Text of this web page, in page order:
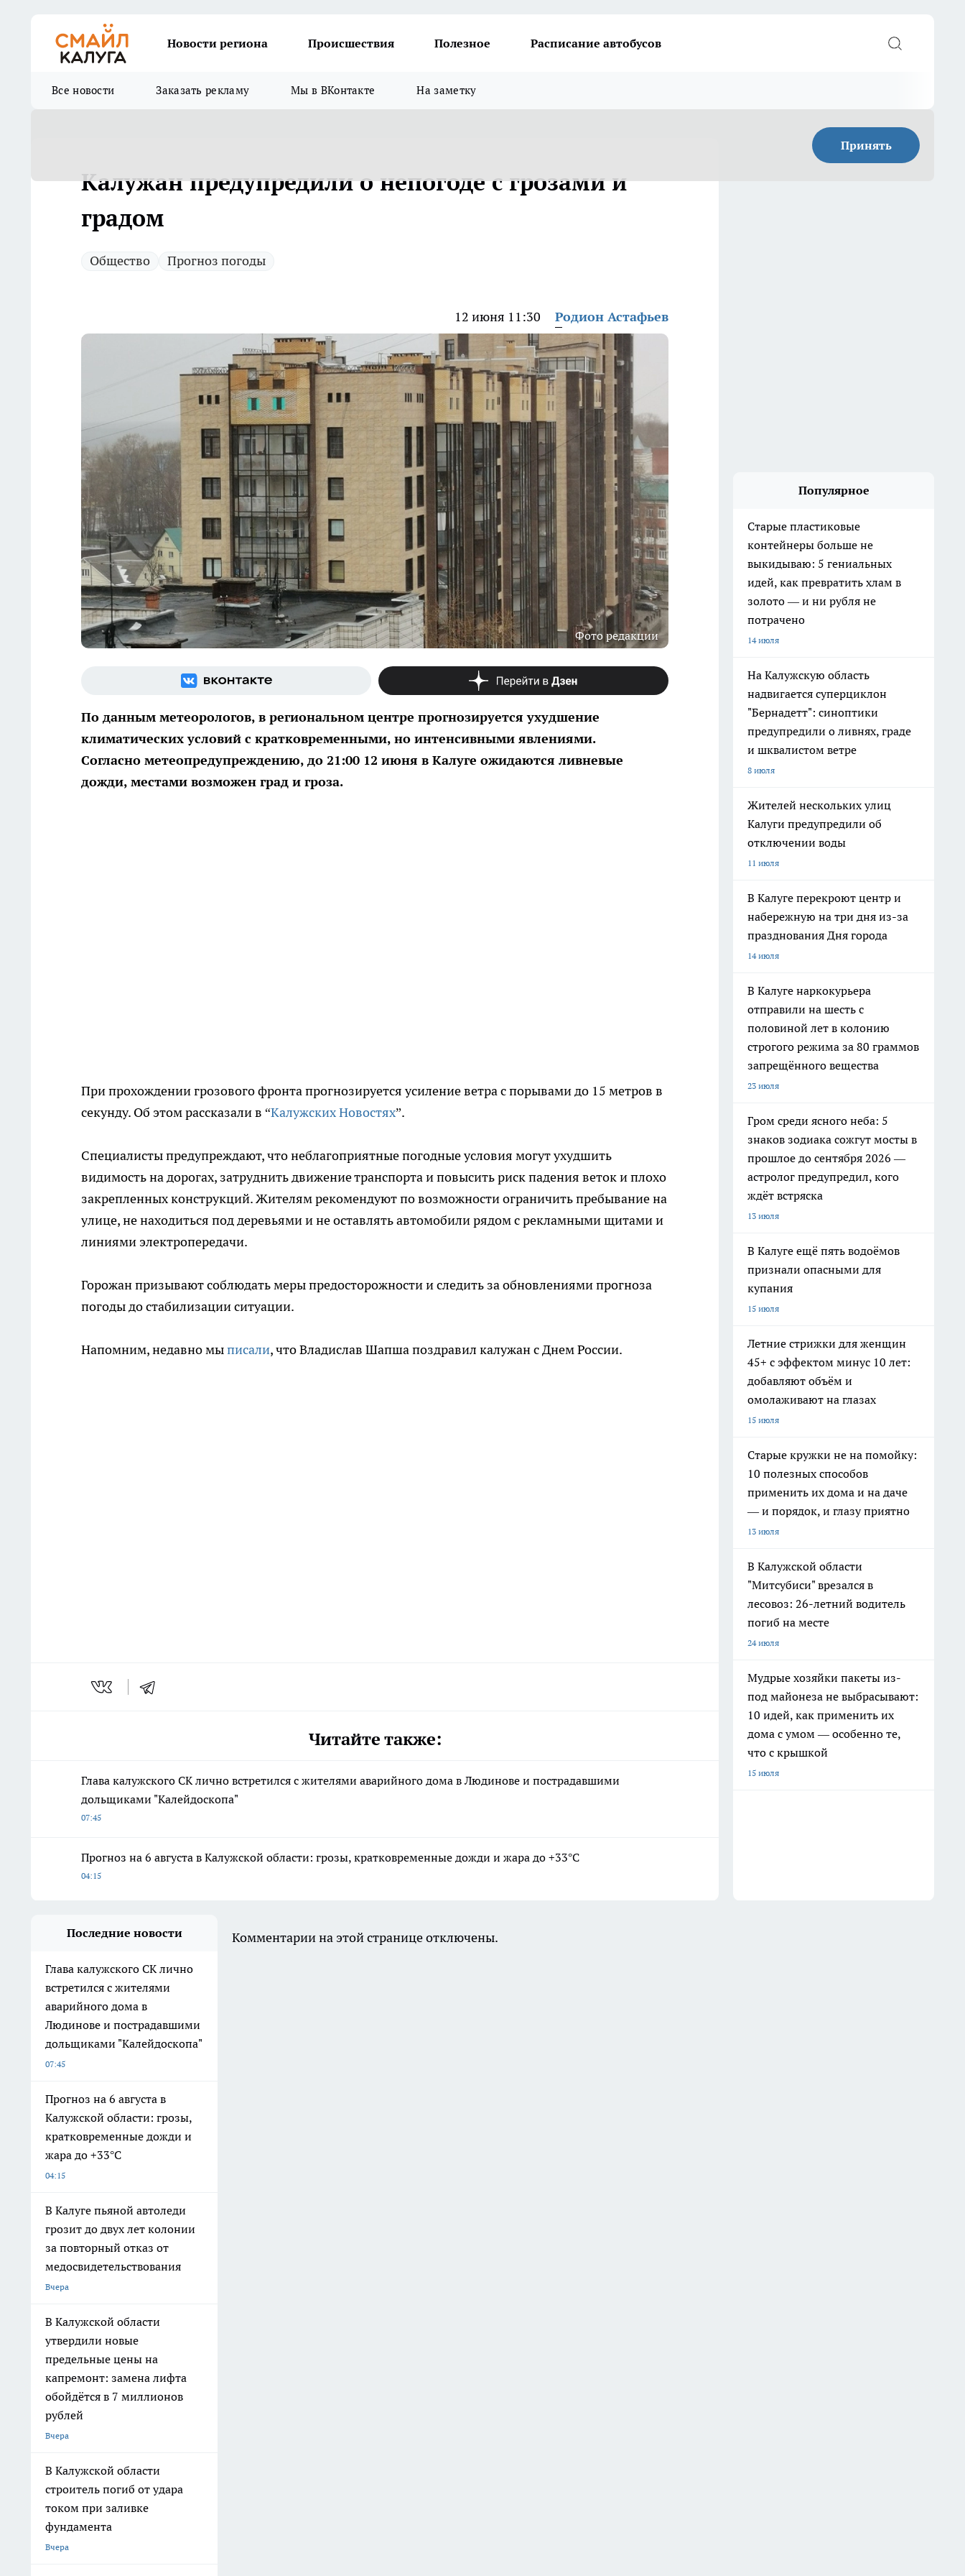
Новости региона Происшествия Полезное Расписание автобусов
Все новости Заказать рекламу Мы в ВКонтакте На заметку
Принять
Калужан предупредили о непогоде с грозами и
градом
Общество Прогноз погоды
12 июня 11:30 Родион Астафьев
Фото редакции
По данным метеорологов, в региональном центре прогнозируется ухудшение
климатических условий с кратковременными, но интенсивными явлениями.
Согласно метеопредупреждению, до 21:00 12 июня в Калуге ожидаются ливневые
дожди, местами возможен град и гроза.
При прохождении грозового фронта прогнозируется усиление ветра с порывами до 15 метров в
секунду. Об этом рассказали в “Калужских Новостях”.
Специалисты предупреждают, что неблагоприятные погодные условия могут ухудшить
видимость на дорогах, затруднить движение транспорта и повысить риск падения веток и плохо
закрепленных конструкций. Жителям рекомендуют по возможности ограничить пребывание на
улице, не находиться под деревьями и не оставлять автомобили рядом с рекламными щитами и
линиями электропередачи.
Горожан призывают соблюдать меры предосторожности и следить за обновлениями прогноза
погоды до стабилизации ситуации.
Напомним, недавно мыписали, что Владислав Шапша поздравил калужан с Днем России.
Читайте также:
Глава калужского СК лично встретился с жителями аварийного дома в Людинове и пострадавшими
дольщиками "Калейдоскопа"
07:45
Прогноз на 6 августа в Калужской области: грозы, кратковременные дожди и жара до +33°С
04:15
Популярное
Старые пластиковые
контейнеры больше не
выкидываю: 5 гениальных
идей, как превратить хлам в
золото — и ни рубля не
потрачено
14 июля
На Калужскую область
надвигается суперциклон
"Бернадетт": синоптики
предупредили о ливнях, граде
и шквалистом ветре
8 июля
Жителей нескольких улиц
Калуги предупредили об
отключении воды
11 июля
В Калуге перекроют центр и
набережную на три дня из-за
празднования Дня города
14 июля
В Калуге наркокурьера
отправили на шесть с
половиной лет в колонию
строгого режима за 80 граммов
запрещённого вещества
23 июля
Гром среди ясного неба: 5
знаков зодиака сожгут мосты в
прошлое до сентября 2026 —
астролог предупредил, кого
ждёт встряска
13 июля
В Калуге ещё пять водоёмов
признали опасными для
купания
15 июля
Летние стрижки для женщин
45+ с эффектом минус 10 лет:
добавляют объём и
омолаживают на глазах
15 июля
Старые кружки не на помойку:
10 полезных способов
применить их дома и на даче
— и порядок, и глазу приятно
13 июля
В Калужской области
"Митсубиси" врезался в
лесовоз: 26-летний водитель
погиб на месте
24 июля
Мудрые хозяйки пакеты из-
под майонеза не выбрасывают:
10 идей, как применить их
дома с умом — особенно те,
что с крышкой
15 июля
Последние новости
Глава калужского СК лично
встретился с жителями
аварийного дома в
Людинове и пострадавшими
дольщиками "Калейдоскопа"
07:45
Прогноз на 6 августа в
Калужской области: грозы,
кратковременные дожди и
жара до +33°С
04:15
В Калуге пьяной автоледи
грозит до двух лет колонии
за повторный отказ от
медосвидетельствования
Вчера
В Калужской области
утвердили новые
предельные цены на
капремонт: замена лифта
обойдётся в 7 миллионов
рублей
Вчера
В Калужской области
строитель погиб от удара
током при заливке
фундамента
Вчера
Комментарии на этой странице отключены.